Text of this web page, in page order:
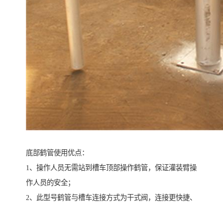
底部鹤管使用优点：
1、操作人员无需站到槽车顶部操作鹤管，保证灌装臂操
作人员的安全；
2、此型号鹤管与槽车连接方式为干式阀，连接更快捷、